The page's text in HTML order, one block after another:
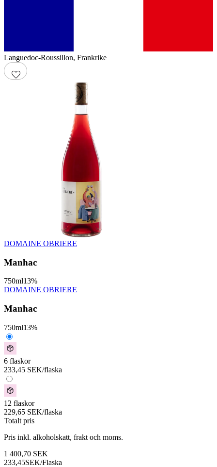
Languedoc-Roussillon, Frankrike
DOMAINE OBRIERE
Manhac
750ml13%
DOMAINE OBRIERE
Manhac
750ml13%
6 flaskor
233,45 SEK/flaska
12 flaskor
229,65 SEK/flaska
Totalt pris
Pris inkl. alkoholskatt, frakt och moms.
1 400,70 SEK
233,45SEK/Flaska